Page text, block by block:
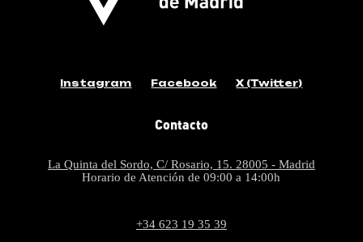
Instagram Facebook X (Twitter)
Contacto
La Quinta del Sordo, C/ Rosario, 15. 28005 - Madrid
Horario de Atención de 09:00 a 14:00h
+34 623 19 35 39